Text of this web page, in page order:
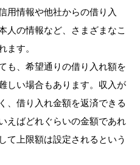
用情報や他社からの借り入
人の情報など、さまざまなこ
ます。
も、希望通りの借り入れ額を
しい場合もあります。収入が
、借り入れ金額を返済できる
えばどれぐらいの金額であれ
て上限額は設定されるという